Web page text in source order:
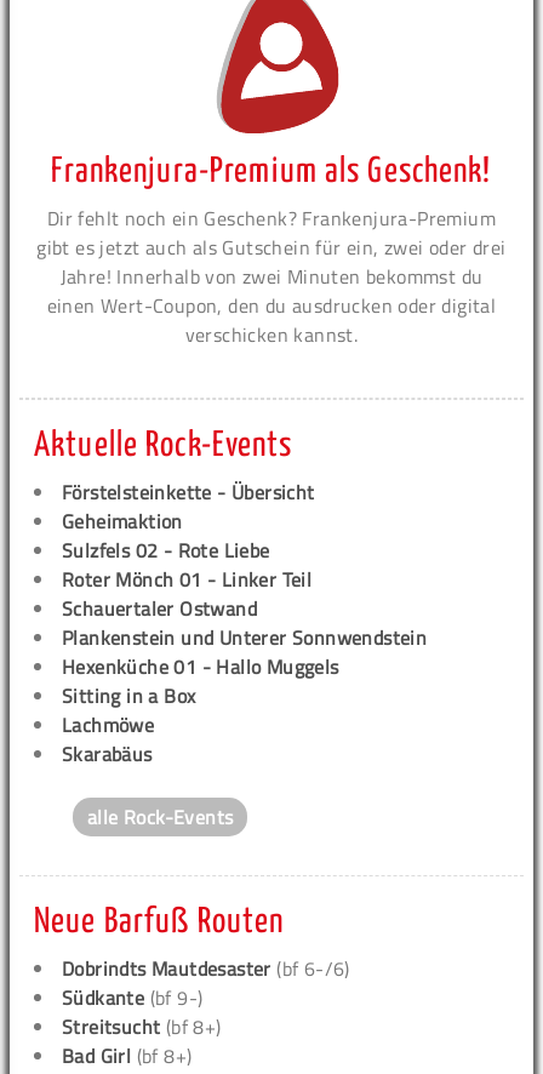
Frankenjura-Premium als Geschenk!
Dir fehlt noch ein Geschenk? Frankenjura-Premium
gibt es jetzt auch als Gutschein für ein, zwei oder drei
Jahre! Innerhalb von zwei Minuten bekommst du
einen Wert-Coupon, den du ausdrucken oder digital
verschicken kannst.
Aktuelle Rock-Events
Förstelsteinkette - Übersicht
Geheimaktion
Sulzfels 02 - Rote Liebe
Roter Mönch 01 - Linker Teil
Schauertaler Ostwand
Plankenstein und Unterer Sonnwendstein
Hexenküche 01 - Hallo Muggels
Sitting in a Box
Lachmöwe
Skarabäus
alle Rock-Events
Neue Barfuß Routen
Dobrindts Mautdesaster (bf 6-/6)
Südkante (bf 9-)
Streitsucht (bf 8+)
Bad Girl (bf 8+)